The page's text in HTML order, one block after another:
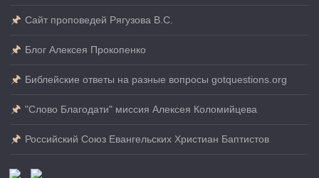
Сайт проповедей Рягузова В.С.
Блог Алексея Прокопенко
Библейские ответы на разные вопросы gotquestions.org
"Слово Благодати" миссия Алексея Коломийцева
Российский Союз Евангельских Христиан Баптистов